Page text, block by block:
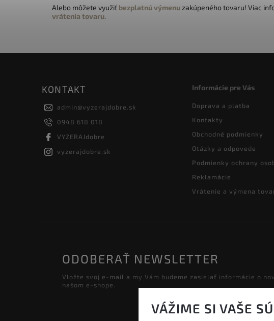
VÁŽIME SI VAŠE
Alebo môžete využiť bezplatnú výmenuzakúpeného tovaru! Viac
vrátenia tovaru.
KONTAKT
admin@vyzerajdobre.sk
0948 618 018
VYZERAJdobre
vyzerajdobre.sk
Informácie pre Vás
Doprava a platba
Kontakty
Obchodné podmienky
Otázky a odpovede
Podmienky ochrany
Reklamácie
Vrátenie a výmena
ODOBERAŤ NEWSLETTER
Vložte svoj e-mail a my Vám budeme zasielať informácie o
našom e-shope.